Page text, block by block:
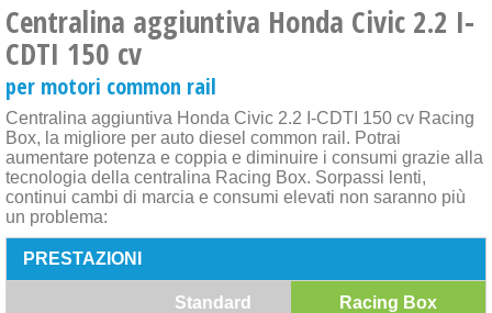
Centralina aggiuntiva Honda Civic 2.2 I-
CDTI 150 cv
per motori common rail
Centralina aggiuntiva Honda Civic 2.2 I-CDTI 150 cv Racing
Box, la migliore per auto diesel common rail. Potrai
aumentare potenza e coppia e diminuire i consumi grazie alla
tecnologia della centralina Racing Box. Sorpassi lenti,
continui cambi di marcia e consumi elevati non saranno più
un problema:
PRESTAZIONI
Standard Racing Box